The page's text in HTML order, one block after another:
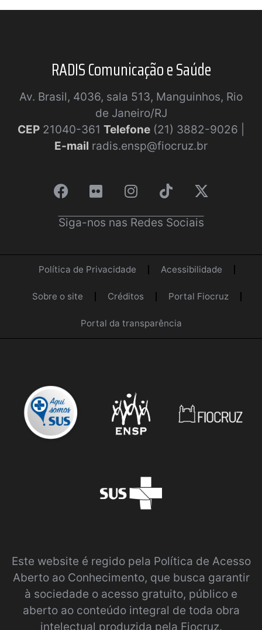
RADIS Comunicação e Saúde
Av. Brasil, 4036, sala 513, Manguinhos, Rio
de Janeiro/RJ
CEP 21040-361 Telefone (21) 3882-9026 |
E-mail radis.ensp@fiocruz.br
Siga-nos nas Redes Sociais
Política de Privacidade Acessibilidade
Sobre o site Créditos Portal Fiocruz
Portal da transparência
Este website é regido pela Política de Acesso
Aberto ao Conhecimento, que busca garantir
à sociedade o acesso gratuito, público e
aberto ao conteúdo integral de toda obra
intelectual produzida pela Fiocruz.